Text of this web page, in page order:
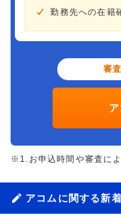
勤務先への在籍
審
※1.お申込時間や審査に
アコムに関する新